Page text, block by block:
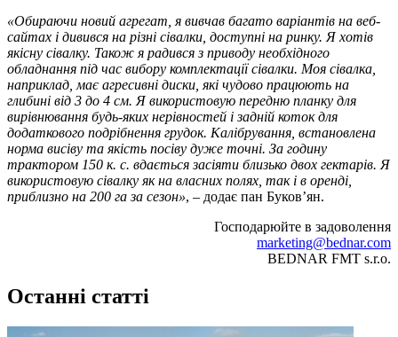
«Обираючи новий агрегат, я вивчав багато варіантів на веб-
сайтах і дивився на різні сівалки, доступні на ринку. Я хотів
якісну сівалку. Також я радився з приводу необхідного
обладнання під час вибору комплектації сівалки. Моя сівалка,
наприклад, має агресивні диски, які чудово працюють на
глибині від 3 до 4 см. Я використовую передню планку для
вирівнювання будь-яких нерівностей і задній коток для
додаткового подрібнення грудок. Калібрування, встановлена
норма висіву та якість посіву дуже точні. За годину
трактором 150 к. с. вдається засіяти близько двох гектарів. Я
використовую сівалку як на власних полях, так і в оренді,
приблизно на 200 га за сезон», – додає пан Буков’ян.
Господарюйте в задоволення
marketing@bednar.com
BEDNAR FMT s.r.o.
Останні статті